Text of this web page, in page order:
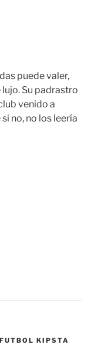
puede valer,
Su padrastro
venido a
no, no los leería
KIPSTA